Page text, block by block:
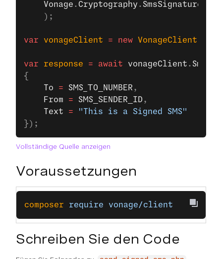
    Vonage
. Cryptography .
    );
var vonageClient = new VonageClient
var response = await vonageClient .
{
    To
= SMS_TO_NUMBER ,
    From
= SMS_SENDER_ID ,
    Text
= "This is a Signed SMS"
});
Vollständige Quelle anzeigen
Voraussetzungen
composer require vonage/client
Schreiben Sie den Code